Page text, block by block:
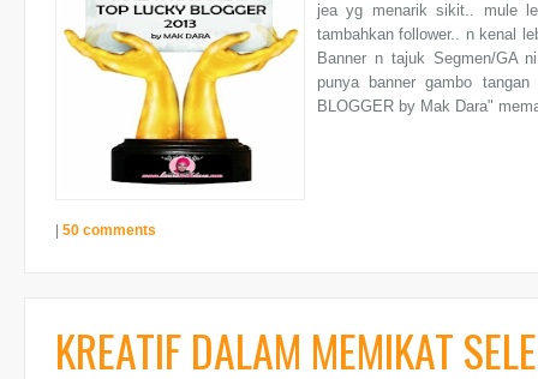
jea yg menarik sikit.. mule
tambahkan follower.. n kenal
Banner n tajuk Segmen/GA
punya banner gambo
BLOGGER by Mak Dara"
50 comments
KREATIF DALAM MEMIKAT